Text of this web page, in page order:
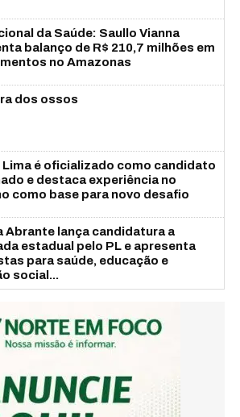
da Saúde: Saullo Vianna
balanço de R$ 210,7 milhões em
no Amazonas
dos ossos
Lima é oficializado como candidato
e destaca experiência no
como base para novo desafio
Abrante lança candidatura a
estadual pelo PL e apresenta
para saúde, educação e
social...